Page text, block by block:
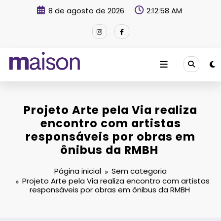
8 de agosto de 2026 2:12:59 AM
Revista Maison
Projeto Arte pela Via realiza
encontro com artistas
responsáveis por obras em
ônibus da RMBH
Página inicial
Sem categoria
Projeto Arte pela Via realiza encontro com artistas
responsáveis por obras em ônibus da RMBH